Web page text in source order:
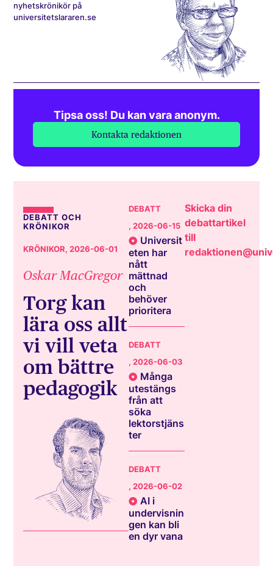
nyhetskrönikör på
universitetslararen.se
Tipsa oss! Du kan vara anonym.
Kontakta redaktionen
DEBATT OCH
KRÖNIKOR
KRÖNIKOR, 2026-06-01
Oskar MacGregor
Torg kan
lära oss allt
vi vill veta
om bättre
pedagogik
DEBATT
, 2026-06-15
Universit
eten har
nått
mättnad
och
behöver
prioritera
DEBATT
, 2026-06-03
Många
utestängs
från att
söka
lektorstjäns
ter
DEBATT
, 2026-06-02
AI i
undervisnin
gen kan bli
en dyr vana
Skicka din
debattartikel
till